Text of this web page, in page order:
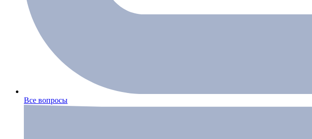
Все вопросы